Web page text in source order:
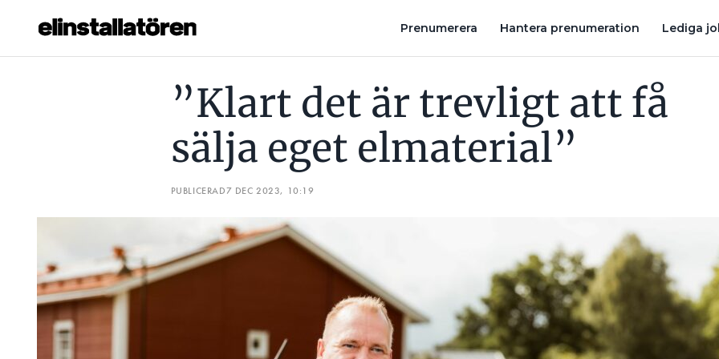
Prenumerera Hantera prenumeration Lediga
Hantera prenumeration
Läs E-tidningen
Om tidningen
Kontakt
Personuppgifter
”Klart det är trevligt att få
sälja eget elmaterial”
PUBLICERAD7 DEC 2023, 10:19
”KLART DET ÄR TREVLIGT ATT FÅ SÄLJA EGET ELMATERIAL” ”FÖRETAGEN MÅSTE FÅ UPP TIMPRISERNA” ELMATERIAL